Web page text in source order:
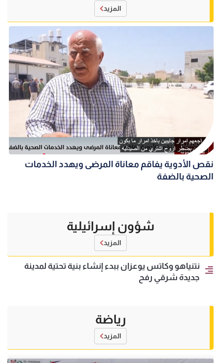
المزيد
نقص الأدوية يفاقم معاناة المرضى ويهدد الخدمات
الصحية بالضفة
شؤون إسرائيلية
المزيد
نتنياهو وكاتس يوعزان ببدء إنشاء بنية تحتية لمدينة
جديدة شرقي رفح
رياضة
المزيد